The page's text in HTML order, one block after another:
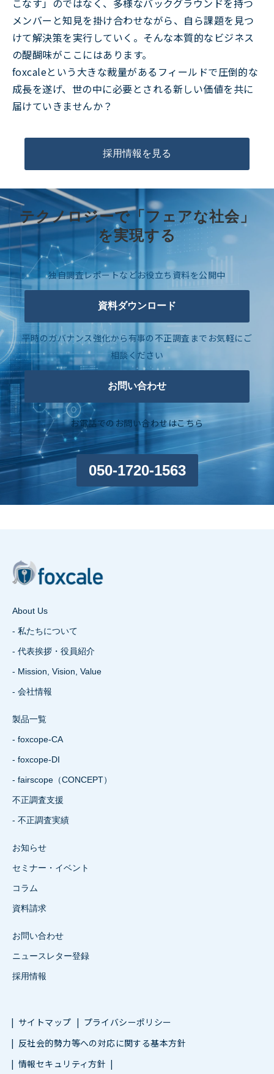
こなす」のではなく、多様なバックグラウンドを持つ
メンバーと知見を掛け合わせながら、自ら課題を見つ
けて解決策を実行していく。そんな本質的なビジネス
の醍醐味がここにはあります。
foxcaleという大きな裁量があるフィールドで圧倒的な
成長を遂げ、世の中に必要とされる新しい価値を共に
届けていきませんか？
採用情報を見る
テクノロジーで「フェアな社会」
を実現する
独自調査レポートなどお役立ち資料を公開中
資料ダウンロード
平時のガバナンス強化から有事の不正調査までお気軽にご
相談ください
お問い合わせ
お電話でのお問い合わせはこちら
050-1720-1563
About Us
- 私たちについて
- 代表挨拶・役員紹介
- Mission, Vision, Value
- 会社情報
製品一覧
- foxcope-CA
- foxcope-DI
- fairscope（CONCEPT）
不正調査支援
- 不正調査実績
お知らせ
セミナー・イベント
コラム
資料請求
お問い合わせ
ニュースレター登録
採用情報
サイトマップ
プライバシーポリシー
反社会的勢力等への対応に関する基本方針
情報セキュリティ方針